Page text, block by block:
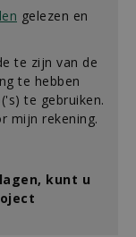
gelezen en
te zijn van de
te hebben
te gebruiken.
mijn rekening.
kunt u